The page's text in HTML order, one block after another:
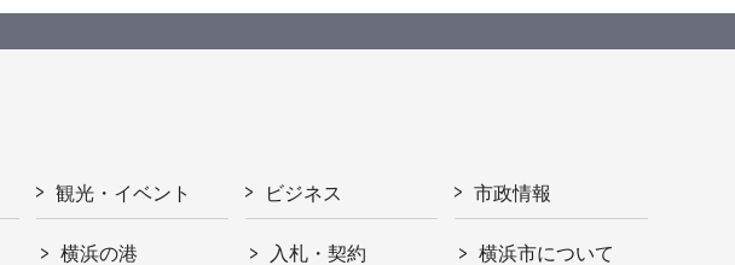
観光・イベント
横浜の港
ビジネス
入札・契約
市政情報
横浜市について